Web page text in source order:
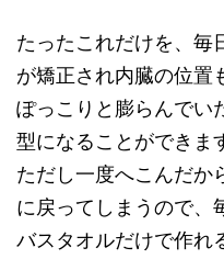
たったこれだけを、毎
が矯正され内臓の位置
ぽっこりと膨らんでい
型になることができま
ただし一度へこんだか
に戻ってしまうので、
バスタオルだけで作れ